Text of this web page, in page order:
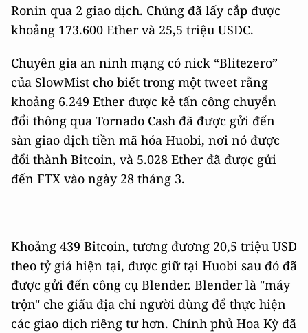
Ronin qua 2 giao dịch. Chúng đã lấy cắp được
khoảng 173.600 Ether và 25,5 triệu USDC.
Chuyên gia an ninh mạng có nick “Blitezero”
của SlowMist cho biết trong một tweet rằng
khoảng 6.249 Ether được kẻ tấn công chuyển
đổi thông qua Tornado Cash đã được gửi đến
sàn giao dịch tiền mã hóa Huobi, nơi nó được
đổi thành Bitcoin, và 5.028 Ether đã được gửi
đến FTX vào ngày 28 tháng 3.
Khoảng 439 Bitcoin, tương đương 20,5 triệu USD
theo tỷ giá hiện tại, được giữ tại Huobi sau đó đã
được gửi đến công cụ Blender. Blender là "máy
trộn" che giấu địa chỉ người dùng để thực hiện
các giao dịch riêng tư hơn. Chính phủ Hoa Kỳ đã